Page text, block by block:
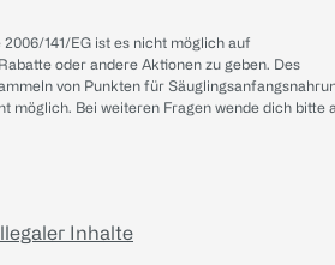
141/EG ist es nicht möglich auf
oder andere Aktionen zu geben. Des
von Punkten für
möglich. Bei weiteren Fragen wende dich bitte
Inhalte